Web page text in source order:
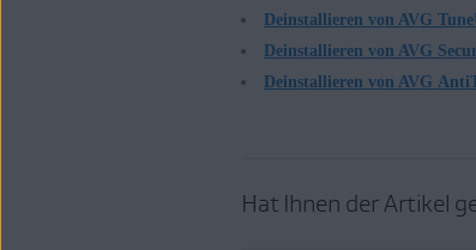
Deinstallieren von AVG
Deinstallieren von AVG
Deinstallieren von AVG
Hat Ihnen der Artikel